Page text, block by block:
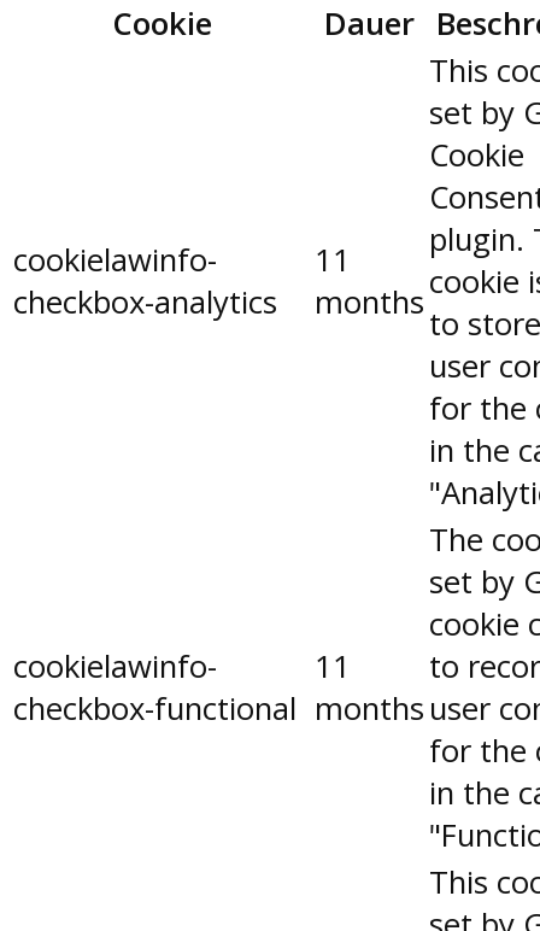
Cookie
Dauer
cookielawinfo-
checkbox-analytics
11
months
This
set by
Cookie
plugin.
cookie
to
user
for the
in the
cookielawinfo-
checkbox-functional
11
months
The
set by
cookie
to
user
for the
in the
This